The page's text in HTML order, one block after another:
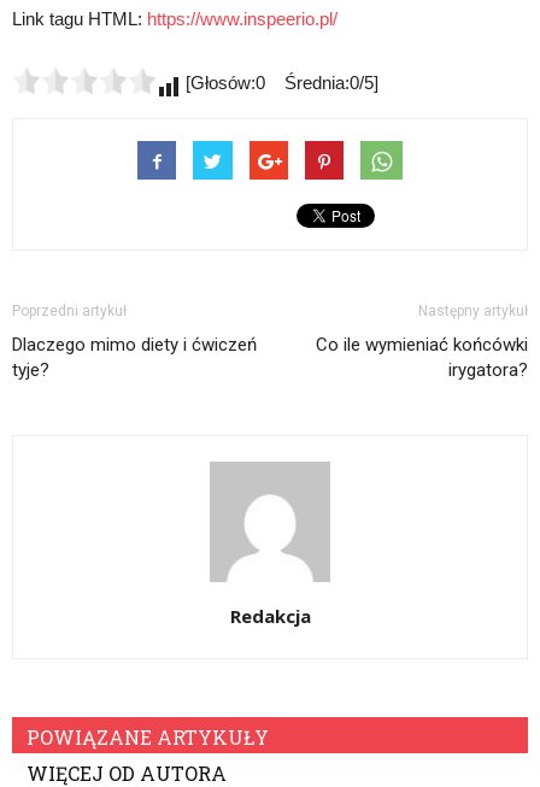
Link tagu HTML: https://www.inspeerio.pl/
[Głosów:0 Średnia:0/5]
Poprzedni artykuł
Dlaczego mimo diety i ćwiczeń
tyje?
Następny artykuł
Co ile wymieniać końcówki
irygatora?
Redakcja
POWIĄZANE ARTYKUŁY
WIĘCEJ OD AUTORA